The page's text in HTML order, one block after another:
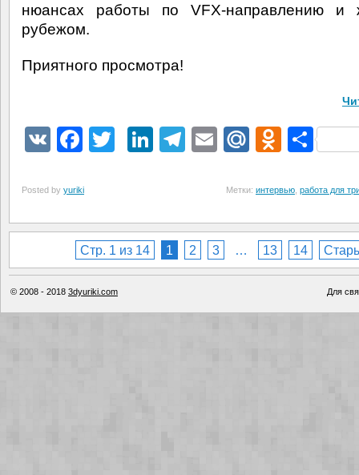
нюансах работы по VFX-направлению и
рубежом.
Приятного просмотра!
VK Facebook
TwitterLinkedIn
Telegram
EmailMail.Ru
Posted by yuriki Метки: интервью, работа для
Стр. 1 из 14 1 2 3 … 13 14
© 2008 - 2018 3dyuriki.com Для